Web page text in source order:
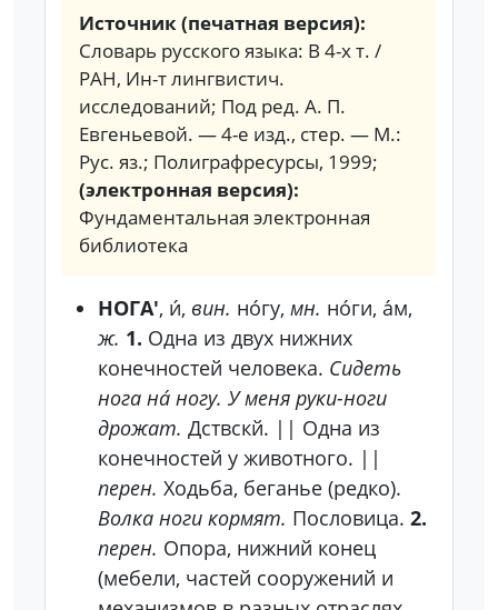
Источник (печатная версия):
Словарь русского языка: В 4-х т. /
РАН, Ин-т лингвистич.
исследований; Под ред. А. П.
Евгеньевой. — 4-е изд., стер. — М.:
Рус. яз.; Полиграфресурсы, 1999;
(электронная версия):
Фундаментальная электронная
библиотека
НОГА', и́, вин. но́гу, мн. но́ги, а́м,
ж. 1. Одна из двух нижних
конечностей человека. Сидеть
нога на́ ногу. У меня руки-ноги
дрожат. Дствскй. || Одна из
конечностей у животного. ||
перен. Ходьба, беганье (редко).
Волка ноги кормят. Пословица. 2.
перен. Опора, нижний конец
(мебели, частей сооружений и